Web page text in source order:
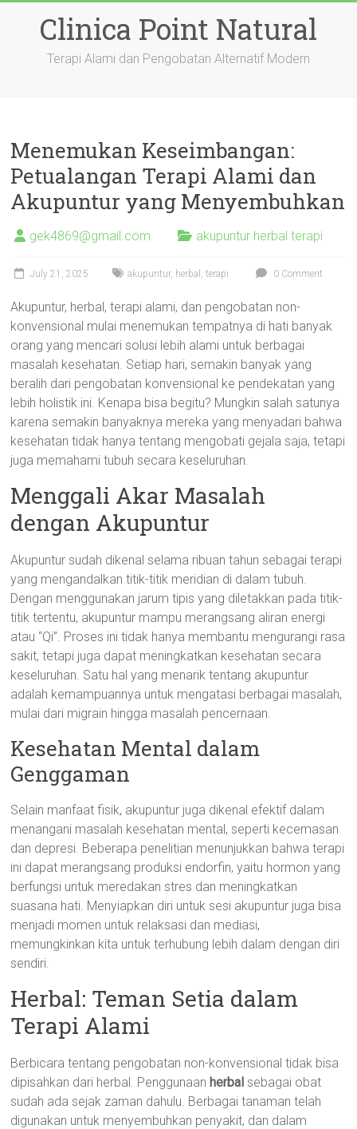
contentClinica Point Natural
Terapi Alami dan Pengobatan Alternatif Modern
Menemukan Keseimbangan:
Petualangan Terapi Alami dan
Akupuntur yang Menyembuhkan
gek4869@gmail.com akupuntur herbal terapi
July 21, 2025 akupuntur, herbal ,terapi 0 Comment
Akupuntur, herbal, terapi alami, dan pengobatan non-
konvensional mulai menemukan tempatnya di hati banyak
orang yang mencari solusi lebih alami untuk berbagai
masalah kesehatan. Setiap hari, semakin banyak yang
beralih dari pengobatan konvensional ke pendekatan yang
lebih holistik ini. Kenapa bisa begitu? Mungkin salah satunya
karena semakin banyaknya mereka yang menyadari bahwa
kesehatan tidak hanya tentang mengobati gejala saja, tetapi
juga memahami tubuh secara keseluruhan.
Menggali Akar Masalah
dengan Akupuntur
Akupuntur sudah dikenal selama ribuan tahun sebagai terapi
yang mengandalkan titik-titik meridian di dalam tubuh.
Dengan menggunakan jarum tipis yang diletakkan pada titik-
titik tertentu, akupuntur mampu merangsang aliran energi
atau “Qi”. Proses ini tidak hanya membantu mengurangi rasa
sakit, tetapi juga dapat meningkatkan kesehatan secara
keseluruhan. Satu hal yang menarik tentang akupuntur
adalah kemampuannya untuk mengatasi berbagai masalah,
mulai dari migrain hingga masalah pencernaan.
Kesehatan Mental dalam
Genggaman
Selain manfaat fisik, akupuntur juga dikenal efektif dalam
menangani masalah kesehatan mental, seperti kecemasan
dan depresi. Beberapa penelitian menunjukkan bahwa terapi
ini dapat merangsang produksi endorfin, yaitu hormon yang
berfungsi untuk meredakan stres dan meningkatkan
suasana hati. Menyiapkan diri untuk sesi akupuntur juga bisa
menjadi momen untuk relaksasi dan mediasi,
memungkinkan kita untuk terhubung lebih dalam dengan diri
sendiri.
Herbal: Teman Setia dalam
Terapi Alami
Berbicara tentang pengobatan non-konvensional tidak bisa
dipisahkan dari herbal. Penggunaan herbal sebagai obat
sudah ada sejak zaman dahulu. Berbagai tanaman telah
digunakan untuk menyembuhkan penyakit, dan dalam